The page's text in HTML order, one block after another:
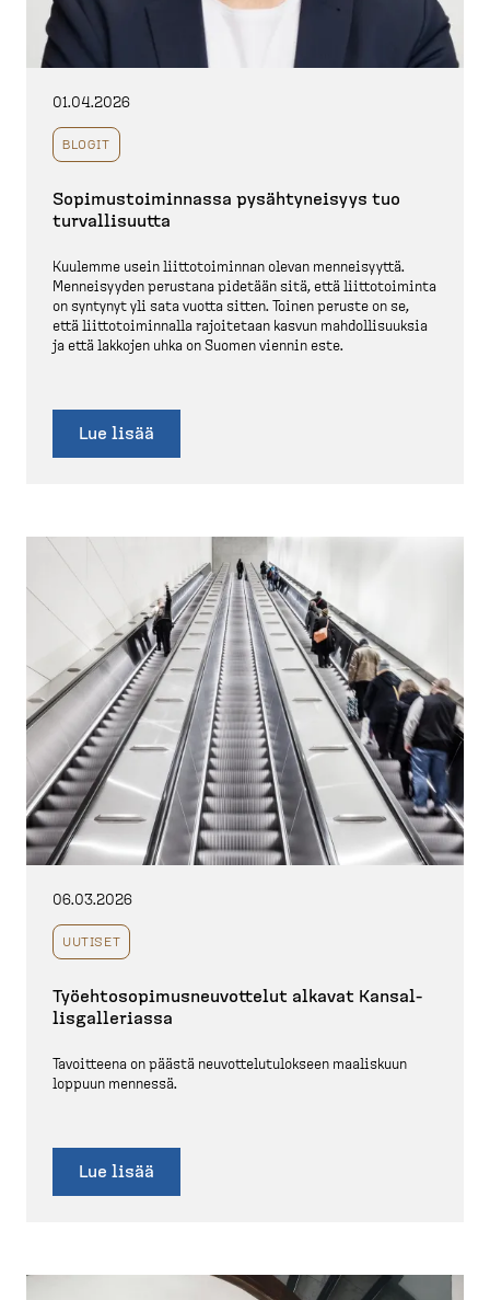
01.04.2026
BLOGIT
Sopimus­toi­minnassa pysähty­neisyys tuo
turval­li­suutta
Kuulemme usein liitto­toi­minnan olevan mennei­syyttä.
Mennei­syyden perustana pidetään sitä, että liitto­toiminta
on syntynyt yli sata vuotta sitten. Toinen peruste on se,
että liitto­toi­minnalla rajoitetaan kasvun mahdol­li­suuksia
ja että lakkojen uhka on Suomen viennin este.
Lue lisää
06.03.2026
UUTISET
Työehto­so­pi­mus­neu­vottelut alkavat Kansal­
lis­gal­le­riassa
Tavoitteena on päästä neuvot­te­lu­tu­lokseen maaliskuun
loppuun mennessä.
Lue lisää